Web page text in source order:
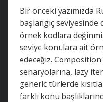
Bir önceki yazımızda
başlangıç
örnek kodlara
seviye konulara ait
edeceğiz.
senaryolarına, lazy
generic türlerde
farklı konu